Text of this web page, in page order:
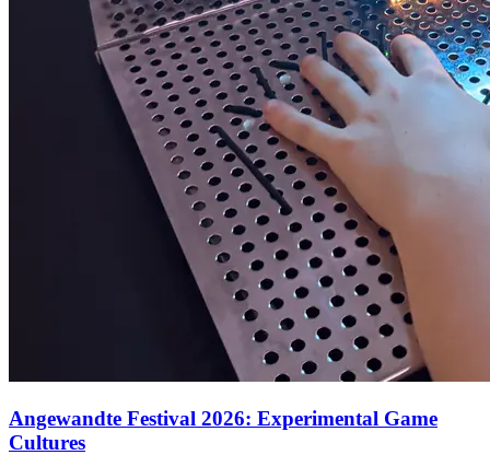
Angewandte Festival 2026: Experimental Game
Cultures